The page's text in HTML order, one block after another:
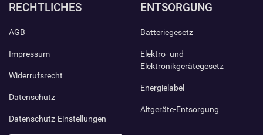
RECHTLICHES
AGB
Impressum
Widerrufsrecht
Datenschutz
Datenschutz-Einstellungen
ENTSORGUNG
Batteriegesetz
Elektro- und
Elektronikgerätegesetz
Energielabel
Altgeräte-Entsorgung